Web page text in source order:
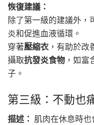
恢復建議：
除了第一級的建議外，
炎和促進血液循環。
穿著壓縮衣 ，有助於
攝取抗發炎食物 ，如
子。
第三級：不動也
描述： 肌肉在休息時